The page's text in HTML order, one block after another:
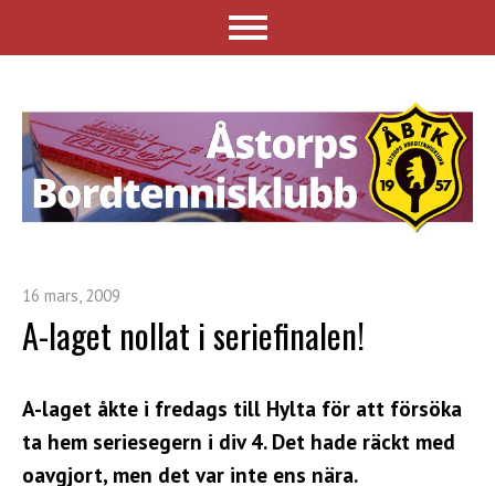
16 mars, 2009
A-laget nollat i seriefinalen!
A-laget åkte i fredags till Hylta för att försöka
ta hem seriesegern i div 4. Det hade räckt med
oavgjort, men det var inte ens nära.